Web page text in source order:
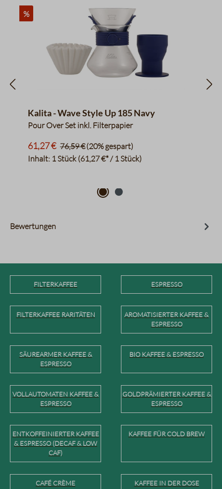
%
Kalita - Wave Style Up 185 Navy
Pour Over Set inkl. Filterpapier
Inhalt: 1 Stück(61,27 €* / 1 Stück)
61,27 € 76,59 €(20% gespart)
Bewertungen
FILTERKAFFEE ESPRESSO
FILTERKAFFEE RARITÄTEN
AROMATISIERTER KAFFEE &
ESPRESSO
SÄUREARMER KAFFEE &
ESPRESSO
BIO KAFFEE & ESPRESSO
VOLLAUTOMATEN KAFFEE &
ESPRESSO
GOLDPRÄMIERTER KAFFEE &
ESPRESSO
ENTKOFFEINIERTER KAFFEE
& ESPRESSO (DECAF & LOW
CAF)
KAFFEE FÜR COLD BREW
CAFÉ CRÈME KAFFEE IN DER DOSE